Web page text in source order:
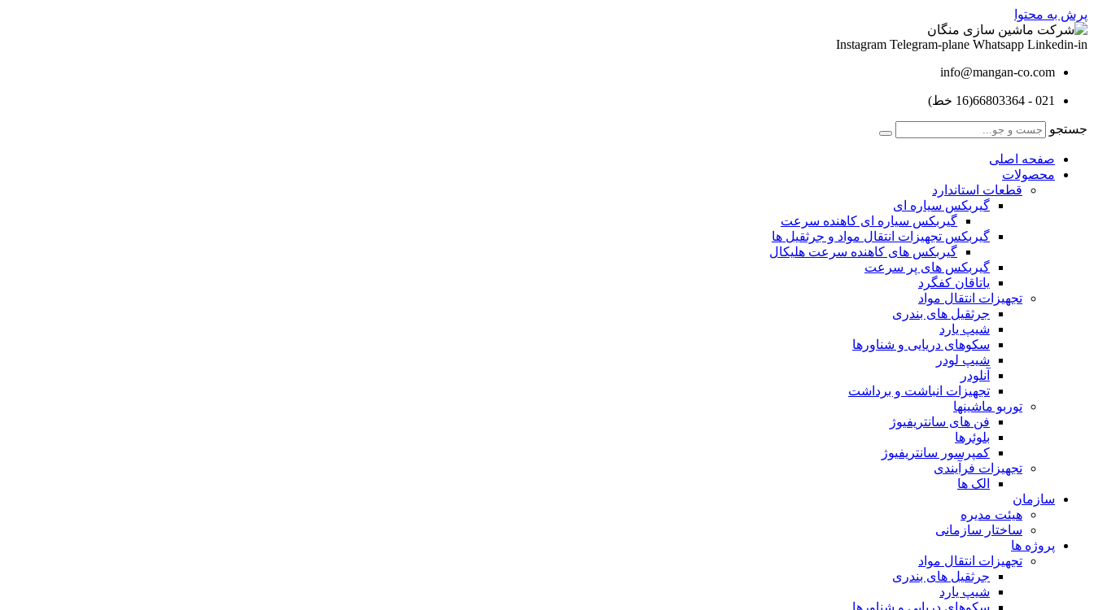
پرش به محتوا
Instagram Telegram-plane Whatsapp Linkedin-in
info@mangan-co.com
021 - 66803364(16 خط)
جستجو
صفحه اصلی
محصولات
قطعات استاندارد
گيربكس سياره ای
گيربكس سياره ای كاهنده سرعت
گيربكس تجهيزات انتقال مواد و جرثقيل ها
گيربكس های كاهنده سرعت هليكال
گيربكس های پر سرعت
ياتاقان كفگرد
تجهیزات انتقال مواد
جرثقیل های بندری
شیپ یارد
سکوهای دریایی و شناورها
شیپ لودر
آنلودر
تجهیزات انباشت و برداشت
توربو ماشینها
فن های سانتریفیوژ
بلوئرها
کمپرسور سانتریفیوژ
تجهیزات فرآیندی
الک ها
سازمان
هيئت مديره
ساختار سازمانی
پروژه ها
تجهيزات انتقال مواد
جرثقيل های بندری
شيپ يارد
سكوهای دريايی و شناورها